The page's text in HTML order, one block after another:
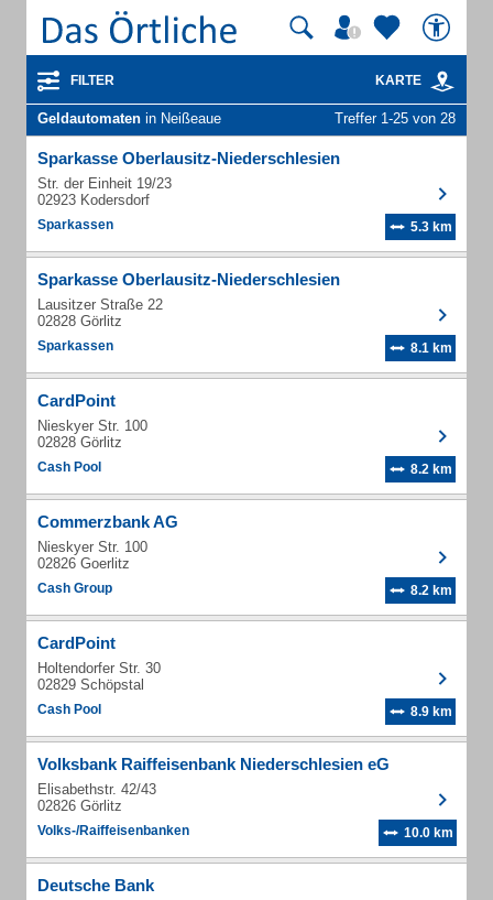
FILTER KARTE
Geldautomaten in Neißeaue Treffer 1-25 von 28
Sparkasse Oberlausitz-Niederschlesien
Str. der Einheit 19/23
02923 Kodersdorf
Sparkassen 5.3 km
Sparkasse Oberlausitz-Niederschlesien
Lausitzer Straße 22
02828 Görlitz
Sparkassen 8.1 km
CardPoint
Nieskyer Str. 100
02828 Görlitz
Cash Pool 8.2 km
Commerzbank AG
Nieskyer Str. 100
02826 Goerlitz
Cash Group 8.2 km
CardPoint
Holtendorfer Str. 30
02829 Schöpstal
Cash Pool 8.9 km
Volksbank Raiffeisenbank Niederschlesien eG
Elisabethstr. 42/43
02826 Görlitz
Volks-/Raiffeisenbanken 10.0 km
Deutsche Bank